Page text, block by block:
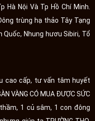
Nội Và Tp Hồ Chí Minh.
trùng hạ thảo Tây Tạng
Quốc, Nhung hươu Sibiri, Tổ
cao cấp, tư vấn tâm huyết
VÀNG CÓ MUA ĐƯỢC SỨC
1 củ sâm, 1 con đông